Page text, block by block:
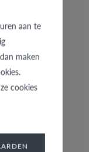
5739-W/30
aan te
maken
cookies